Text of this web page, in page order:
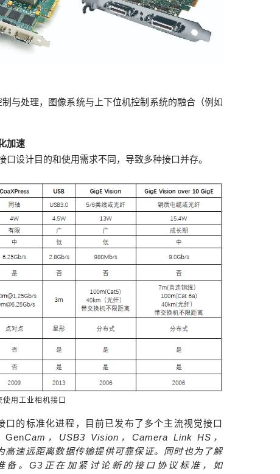
与处理，图像系统与上下位机控制系统的融合（例如
加速
设计目的和使用需求不同，导致多种接口并存。
使用工业相机接口
的标准化进程，目前已发布了多个主流视觉接口
GenCam，USB3 Vision，Camera Link HS，
速远距离数据传输提供可靠保证。同时也为了解
。G3正在加紧讨论新的接口协议标准，如